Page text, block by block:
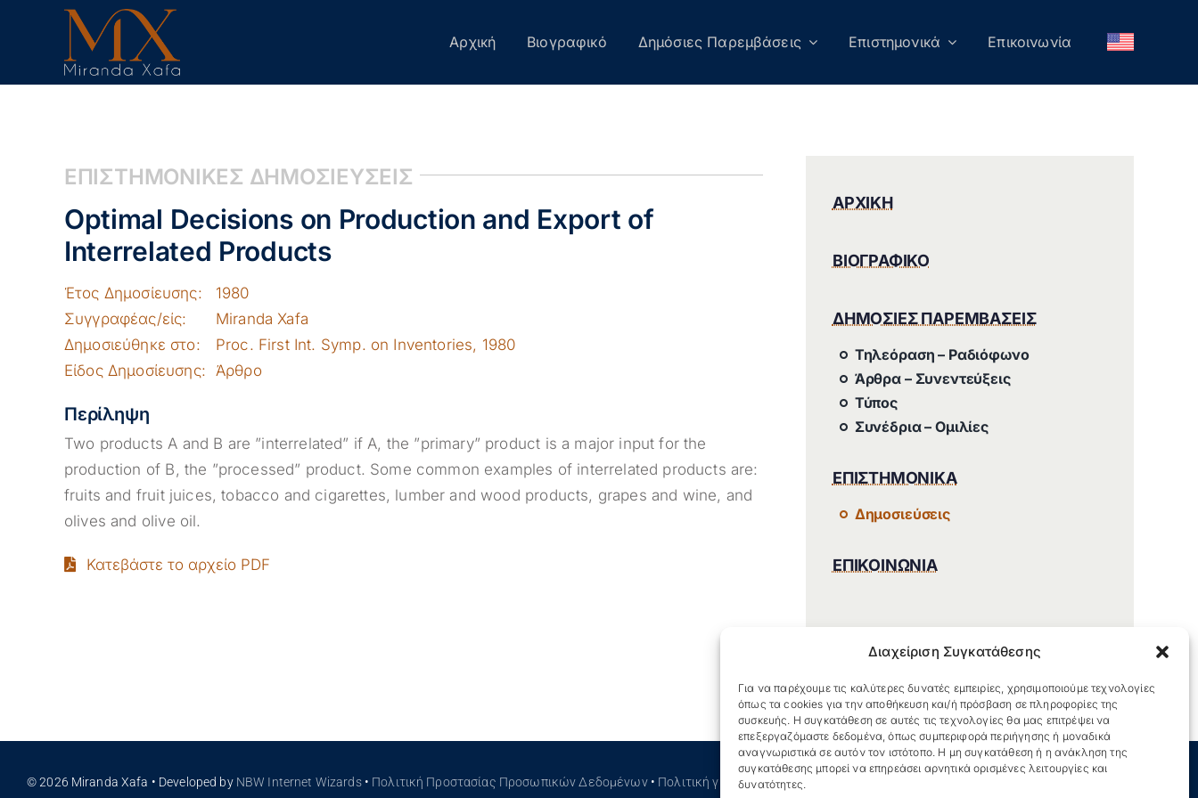
Διαχείριση Συγκατάθεσης
Για να παρέχουμε τις καλύτερες δυνατές εμπειρίες, χρησιμοποιούμε τεχνολογίες
όπως τα cookies για την αποθήκευση και/ή πρόσβαση σε πληροφορίες της
συσκευής. Η συγκατάθεση σε αυτές τις τεχνολογίες θα μας επιτρέψει να
επεξεργαζόμαστε δεδομένα, όπως συμπεριφορά περιήγησης ή μοναδικά
αναγνωριστικά σε αυτόν τον ιστότοπο. Η μη συγκατάθεση ή η ανάκληση της
συγκατάθεσης μπορεί να επηρεάσει αρνητικά ορισμένες λειτουργίες και
δυνατότητες.
Αρχική Βιογραφικό Δημόσιες Παρεμβάσεις Επιστημονικά Επικοινωνία
ΕΠΙΣΤΗΜΟΝΙΚΕΣ ΔΗΜΟΣΙΕΥΣΕΙΣ
Optimal Decisions on Production and Export of
Interrelated Products
Έτος Δημοσίευσης:
1980
Συγγραφέας/είς:
Miranda Xafa
Δημοσιεύθηκε στο:
Proc. First Int. Symp. on Inventories, 1980
Είδος Δημοσίευσης: Άρθρο
Περίληψη
Two products A and B are ”interrelated” if A, the ”primary” product is a major input for the
production of B, the ”processed” product. Some common examples of interrelated products are:
fruits and fruit juices, tobacco and cigarettes, lumber and wood products, grapes and wine, and
olives and olive oil.
Κατεβάστε το αρχείο PDF
ΑΡΧΙΚΗ
ΒΙΟΓΡΑΦΙΚΟ
ΔΗΜΟΣΙΕΣ ΠΑΡΕΜΒΑΣΕΙΣ
Τηλεόραση – Ραδιόφωνο
Άρθρα – Συνεντεύξεις
Τύπος
Συνέδρια – Ομιλίες
ΕΠΙΣΤΗΜΟΝΙΚΑ
Δημοσιεύσεις
ΕΠΙΚΟΙΝΩΝΙΑ
© 2026 Miranda Xafa • Developed by NBW Internet Wizards• Πολιτική Προστασίας Προσωπικών Δεδομένων• Πολιτική για τα Cookies